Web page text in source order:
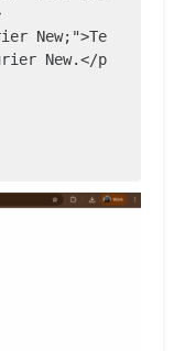
New;">Te
New.</p
detik.
p>
ini di